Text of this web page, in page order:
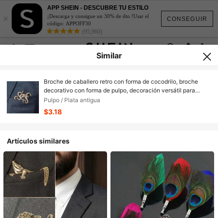
CONSEGUIR
×
APP SHEIN - DESCUBRE TU ESTILO
¡Descarga y consigue un 30% de dto.!Usar el
código: APPOFF30
(95,960)
Similar
Broche de caballero retro con forma de cocodrilo, broche
decorativo con forma de pulpo, decoración versátil para
abrigos, camisas, solapa
Pulpo / Plata antigua
$3.18
Artículos similares